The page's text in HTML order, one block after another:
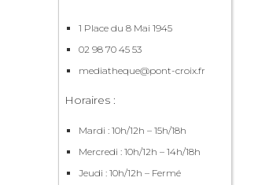
1 Place du 8 Mai 1945
02 98 70 45 53
mediatheque@pont-croix.fr
Horaires :
Mardi : 10h/12h – 15h/18h
Mercredi : 10h/12h – 14h/18h
Jeudi : 10h/12h – Fermé